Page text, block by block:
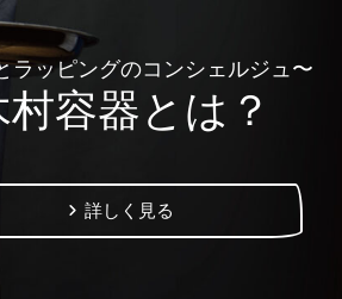
ラッピングのコンシェルジュ〜
村容器とは？
詳しく見る